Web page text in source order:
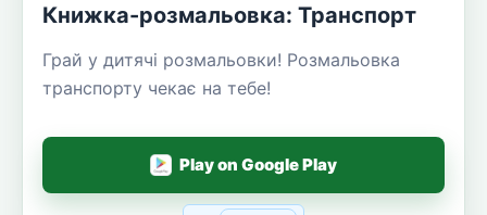
Книжка-розмальовка: Транспорт
Грай у дитячі розмальовки! Розмальовка
транспорту чекає на тебе!
Play on Google Play